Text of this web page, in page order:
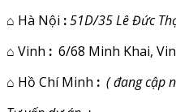
⌂ Hà Nội :51D/35 Lê Đức
⌂ Vinh : 6/68 Minh Khai,
⌂ Hồ Chí Minh : ( đang cập